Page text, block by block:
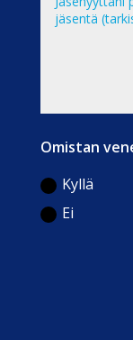
Omistan
Kyllä
Ei